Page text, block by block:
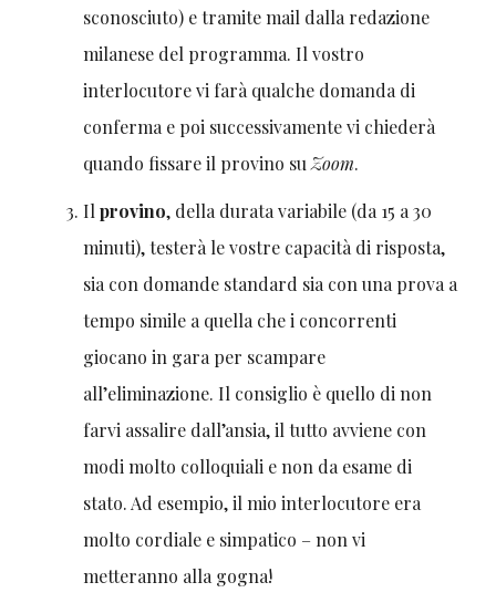
sconosciuto) e tramite mail dalla redazione
milanese del programma. Il vostro
interlocutore vi farà qualche domanda di
conferma e poi successivamente vi chiederà
quando fissare il provino suZoom.
Ilprovino, della durata variabile (da 15 a 30
minuti), testerà le vostre capacità di risposta,
sia con domande standard sia con una prova a
tempo simile a quella che i concorrenti
giocano in gara per scampare
all’eliminazione. Il consiglio è quello di non
farvi assalire dall’ansia, il tutto avviene con
modi molto colloquiali e non da esame di
stato. Ad esempio, il mio interlocutore era
molto cordiale e simpatico – non vi
metteranno alla gogna!